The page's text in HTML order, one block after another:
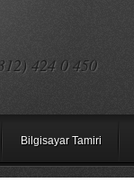
424 0 450
Bilgisayar Tamiri